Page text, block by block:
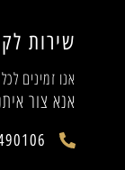
שירות
אנו זמינים
אנא צור